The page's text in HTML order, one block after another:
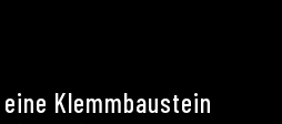
Klemmbaustein